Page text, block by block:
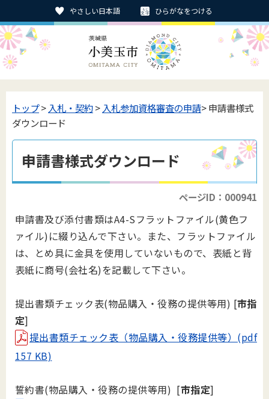
やさしい日本語 ひらがなをつける
トップ> 入札・契約> 入札参加資格審査の申請> 申請書様式
ダウンロード
申請書様式ダウンロード
ページID：000941
申請書及び添付書類はA4-Sフラットファイル(黄色フ
ァイル)に綴り込んで下さい。また、フラットファイル
は、とめ具に金具を使用していないもので、表紙と背
表紙に商号(会社名)を記載して下さい。
提出書類チェック表(物品購入・役務の提供等用) [市指
定]
提出書類チェック表（物品購入・役務提供等）(pdf
157 KB)
誓約書(物品購入・役務の提供等用) [市指定]